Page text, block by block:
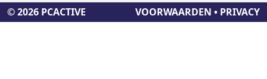
© 2026 PCACTIVE VOORWAARDEN • PRIVACY